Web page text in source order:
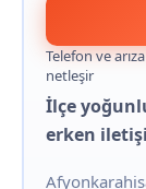
Telefon ve
netleşir
İlçe
erken